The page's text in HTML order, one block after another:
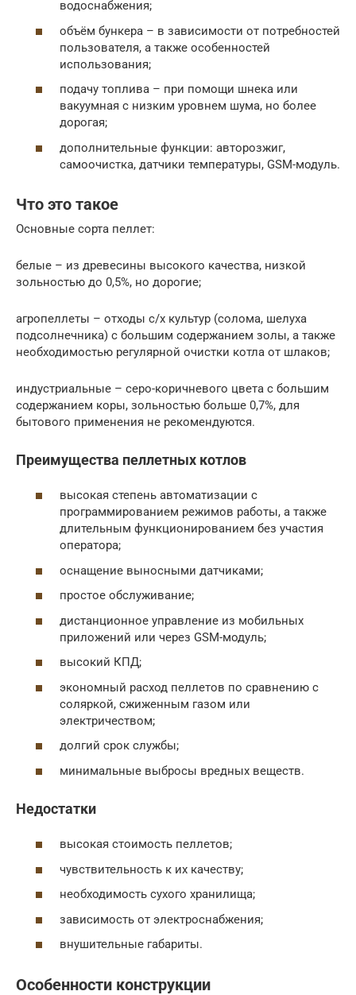
водоснабжения;
объём бункера – в зависимости от потребностей
пользователя, а также особенностей
использования;
подачу топлива – при помощи шнека или
вакуумная с низким уровнем шума, но более
дорогая;
дополнительные функции: авторозжиг,
самоочистка, датчики температуры, GSM-модуль.
Что это такое
Основные сорта пеллет:
белые – из древесины высокого качества, низкой
зольностью до 0,5%, но дорогие;
агропеллеты – отходы с/х культур (солома, шелуха
подсолнечника) с большим содержанием золы, а также
необходимостью регулярной очистки котла от шлаков;
индустриальные – серо-коричневого цвета с большим
содержанием коры, зольностью больше 0,7%, для
бытового применения не рекомендуются.
Преимущества пеллетных котлов
высокая степень автоматизации с
программированием режимов работы, а также
длительным функционированием без участия
оператора;
оснащение выносными датчиками;
простое обслуживание;
дистанционное управление из мобильных
приложений или через GSM-модуль;
высокий КПД;
экономный расход пеллетов по сравнению с
соляркой, сжиженным газом или
электричеством;
долгий срок службы;
минимальные выбросы вредных веществ.
Недостатки
высокая стоимость пеллетов;
чувствительность к их качеству;
необходимость сухого хранилища;
зависимость от электроснабжения;
внушительные габариты.
Особенности конструкции